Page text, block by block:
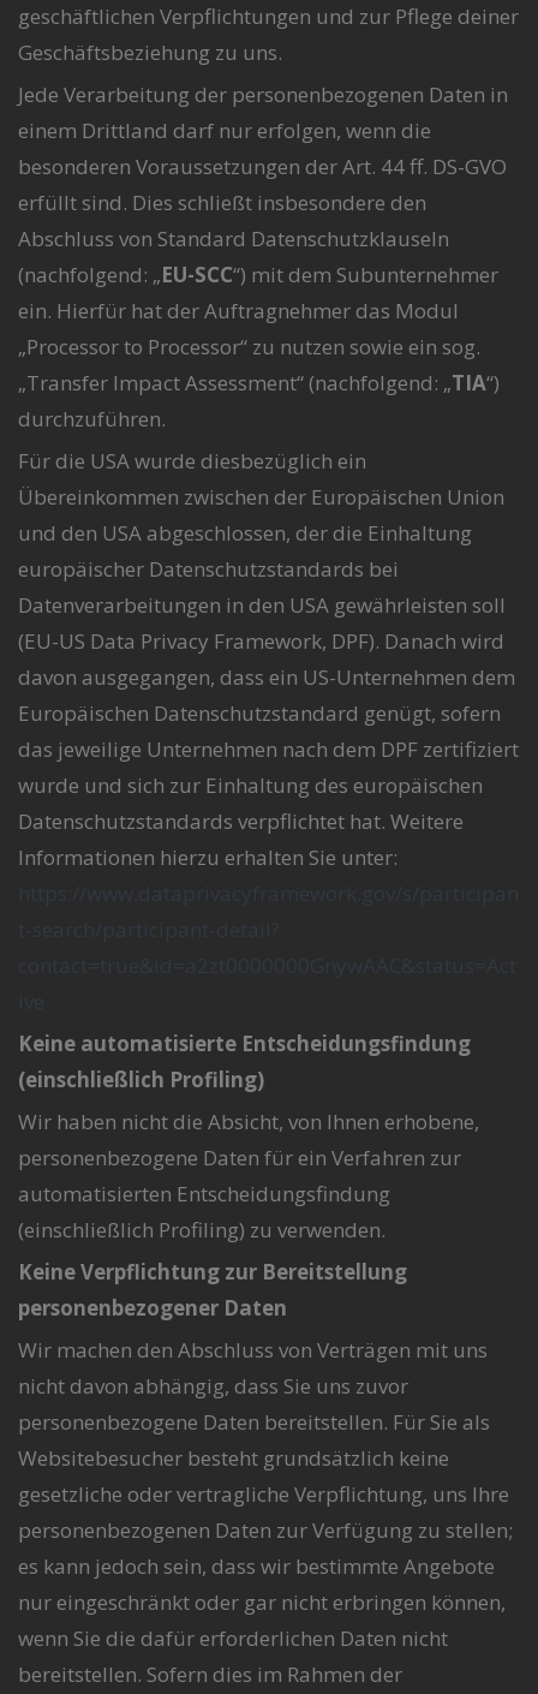
geschäftlichen Verpflichtungen und zur Pflege deiner
Geschäftsbeziehung zu uns.
Jede Verarbeitung der personenbezogenen Daten in
einem Drittland darf nur erfolgen, wenn die
besonderen Voraussetzungen der Art. 44 ff. DS-GVO
erfüllt sind. Dies schließt insbesondere den
Abschluss von Standard Datenschutzklauseln
(nachfolgend: „EU-SCC“) mit dem Subunternehmer
ein. Hierfür hat der Auftragnehmer das Modul
„Processor to Processor“ zu nutzen sowie ein sog.
„Transfer Impact Assessment“ (nachfolgend: „TIA“)
durchzuführen.
Für die USA wurde diesbezüglich ein
Übereinkommen zwischen der Europäischen Union
und den USA abgeschlossen, der die Einhaltung
europäischer Datenschutzstandards bei
Datenverarbeitungen in den USA gewährleisten soll
(EU-US Data Privacy Framework, DPF). Danach wird
davon ausgegangen, dass ein US-Unternehmen dem
Europäischen Datenschutzstandard genügt, sofern
das jeweilige Unternehmen nach dem DPF zertifiziert
wurde und sich zur Einhaltung des europäischen
Datenschutzstandards verpflichtet hat. Weitere
Informationen hierzu erhalten Sie unter:
https://www.dataprivacyframework.gov/s/participan
t-search/participant-detail?
contact=true&id=a2zt0000000GnywAAC&status=Act
ive
Keine automatisierte Entscheidungsfindung
(einschließlich Profiling)
Wir haben nicht die Absicht, von Ihnen erhobene,
personenbezogene Daten für ein Verfahren zur
automatisierten Entscheidungsfindung
(einschließlich Profiling) zu verwenden.
Keine Verpflichtung zur Bereitstellung
personenbezogener Daten
Wir machen den Abschluss von Verträgen mit uns
nicht davon abhängig, dass Sie uns zuvor
personenbezogene Daten bereitstellen. Für Sie als
Websitebesucher besteht grundsätzlich keine
gesetzliche oder vertragliche Verpflichtung, uns Ihre
personenbezogenen Daten zur Verfügung zu stellen;
es kann jedoch sein, dass wir bestimmte Angebote
nur eingeschränkt oder gar nicht erbringen können,
wenn Sie die dafür erforderlichen Daten nicht
bereitstellen. Sofern dies im Rahmen der